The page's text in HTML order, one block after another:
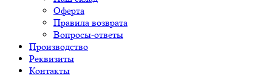
Оферта
Правила возврата
Вопросы-ответы
Производство
Реквизиты
Контакты